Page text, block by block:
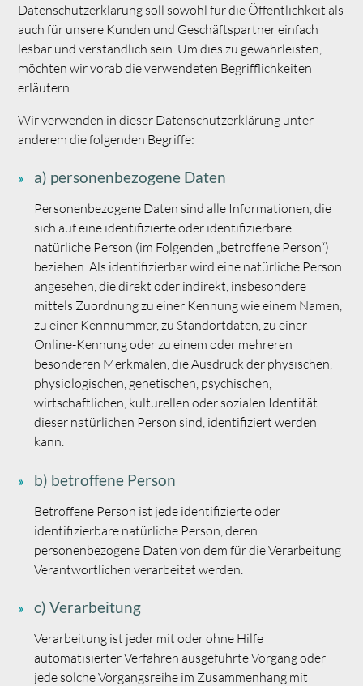
Datenschutzerklärung soll sowohl für die Öffentlichkeit als
auch für unsere Kunden und Geschäftspartner einfach
lesbar und verständlich sein. Um dies zu gewährleisten,
möchten wir vorab die verwendeten Begrifflichkeiten
erläutern.
Wir verwenden in dieser Datenschutzerklärung unter
anderem die folgenden Begriffe:
a) personenbezogene Daten
Personenbezogene Daten sind alle Informationen, die
sich auf eine identifizierte oder identifizierbare
natürliche Person (im Folgenden „betroffene Person“)
beziehen. Als identifizierbar wird eine natürliche Person
angesehen, die direkt oder indirekt, insbesondere
mittels Zuordnung zu einer Kennung wie einem Namen,
zu einer Kennnummer, zu Standortdaten, zu einer
Online-Kennung oder zu einem oder mehreren
besonderen Merkmalen, die Ausdruck der physischen,
physiologischen, genetischen, psychischen,
wirtschaftlichen, kulturellen oder sozialen Identität
dieser natürlichen Person sind, identifiziert werden
kann.
b) betroffene Person
Betroffene Person ist jede identifizierte oder
identifizierbare natürliche Person, deren
personenbezogene Daten von dem für die Verarbeitung
Verantwortlichen verarbeitet werden.
c) Verarbeitung
Verarbeitung ist jeder mit oder ohne Hilfe
automatisierter Verfahren ausgeführte Vorgang oder
jede solche Vorgangsreihe im Zusammenhang mit